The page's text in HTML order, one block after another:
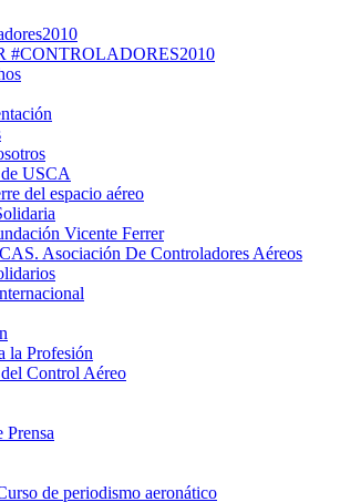
#CONTROLADORES2010
USCA
del espacio aéreo
Vicente Ferrer
Asociación De Controladores Aéreos
la Profesión
Control Aéreo
Prensa
de periodismo aeronático